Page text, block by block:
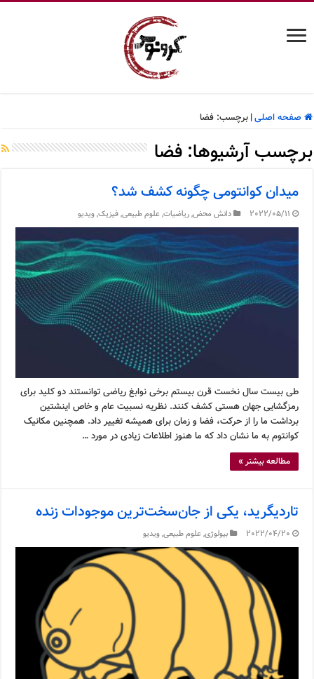
صفحه اصلی| برچسب:فضا
برچسب آرشیوها:فضا
میدان کوانتومی چگونه کشف شد؟
2022/05/11 دانش محض,ریاضیات,علوم طبیعی,فیزیک,ویدیو
طی بیست سال نخست قرن بیستم برخی نوابغ ریاضی توانستند دو کلید برای
رمزگشایی جهان هستی کشف کنند. نظریه نسبیت عام و خاص اینشتین
برداشت ما را از حرکت، فضا و زمان برای همیشه تغییر داد. همچنین مکانیک
کوانتوم به ما نشان داد که ما هنوز اطلاعات زیادی در مورد …
مطالعه بیشتر »
تاردیگرید، یکی از جان‌سخت‌ترین موجودات زنده
2022/04/20 بیولوژی,علوم طبیعی,ویدیو